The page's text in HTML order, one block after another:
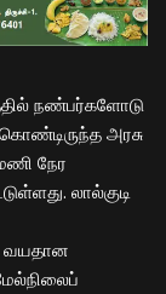
நண்பர்களோடு
கொண்டிருந்த அரசு
நேர
லால்குடி
வயதான